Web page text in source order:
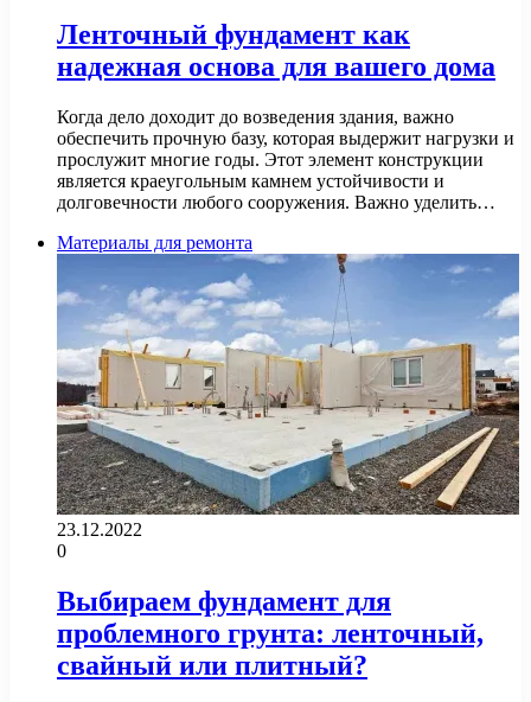
Ленточный фундамент как
надежная основа для вашего дома
Когда дело доходит до возведения здания, важно
обеспечить прочную базу, которая выдержит нагрузки и
прослужит многие годы. Этот элемент конструкции
является краеугольным камнем устойчивости и
долговечности любого сооружения. Важно уделить…
Материалы для ремонта
23.12.2022
0
Выбираем фундамент для
проблемного грунта: ленточный,
свайный или плитный?